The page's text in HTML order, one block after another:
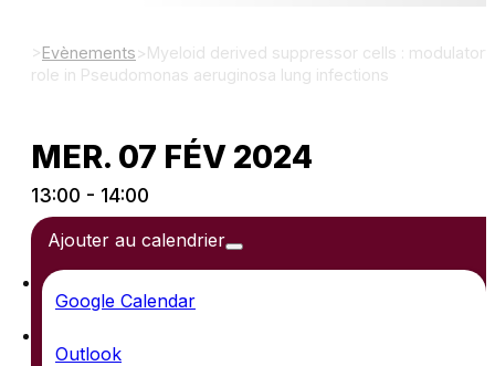
>Evènements>Myeloid derived suppressor cells : modulatory
role in Pseudomonas aeruginosa lung infections
MER. 07 FÉV 2024
13:00 - 14:00
Ajouter au calendrier
Google Calendar
Outlook